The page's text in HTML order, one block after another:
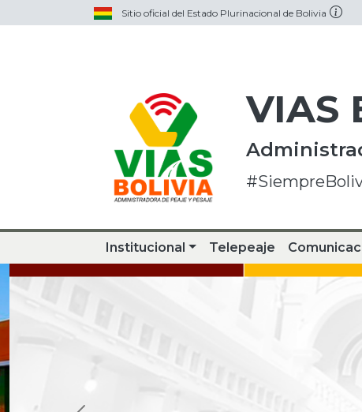
Sitio oficial del Estado Plurinacional de Bolivia
VIAS
Institucional Telepeaje